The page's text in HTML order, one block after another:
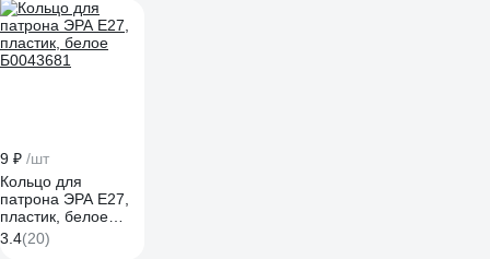
9 ₽ /шт
Кольцо для
патрона ЭРА E27,
пластик, белое
Б0043681
3.4(20)